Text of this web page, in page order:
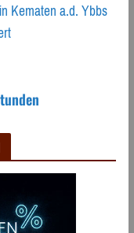
Kematen a.d. Ybbs